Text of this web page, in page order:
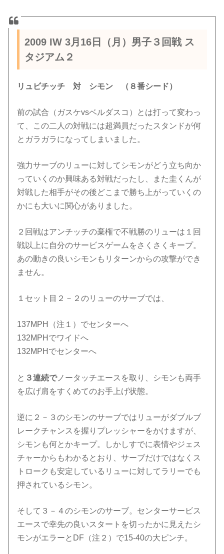
2009 IW 3月16日（月）男子３回戦 ス
タジアム２
リュビチッチ 対 シモン （８番シード）
前の試合（ガスケvsベルダスコ）とは打って変わっ
て、この二人の対戦には超満員だったスタンドが何
とガラガラになってしまいました。
強力サーブのリューに対してシモンがどう立ち向か
っていくのか興味ある対戦だったし、また圭くんが
対戦した相手がその後どこまで勝ち上がっていくの
かにも大いに関心がありました。
２回戦はアンチッチの棄権で不戦勝のリューは１回
戦以上に自分のサービスゲームをさくさくキープ。
あの動きの良いシモンもリターンからの攻撃ができ
ません。
１セット目２－２のリューのサーブでは、
137MPH（注１）でセンターへ
132MPHでワイドへ
132MPHでセンターへ
と ３連続でノータッチエースを取り、シモンも両手
を広げ肩をすくめてのお手上げ状態。
逆に２－３のシモンのサーブではリューがダブルブ
レークチャンスを握りプレッシャーをかけますが、
シモンも何とかキープ。しかしすでに表情やジェス
チャーからもわかるとおり、サーブだけではなくス
トロークも安定しているリューに対してラリーでも
押されているシモン。
そして３－４のシモンのサーブ。センターサービス
エースで幸先の良いスタートを切ったかに見えたシ
モンがエラーとDF（注２）で15-40の大ピンチ。